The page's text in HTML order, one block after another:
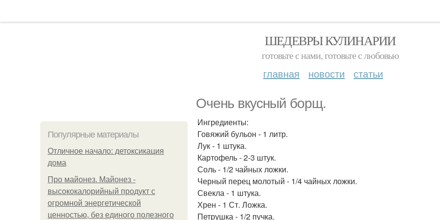
ШЕДЕВРЫ КУЛИНАРИИ
готовьте с нами, готовьте с любовью
главная новости статьи
Очень вкусный борщ.
Популярные материалы
Отличное начало: детоксикация
дома
Про майонез. Майонез -
высококалорийный продукт с
огромной энергетической
ценностью, без единого полезного
Ингредиенты:
Говяжий бульон - 1 литр.
Лук - 1 штука.
Картофель - 2-3 штук.
Соль - 1/2 чайных ложки.
Черный перец молотый - 1/4 чайных ложки.
Свекла - 1 штука.
Хрен - 1 Ст. Ложка.
Петрушка - 1/2 пучка.